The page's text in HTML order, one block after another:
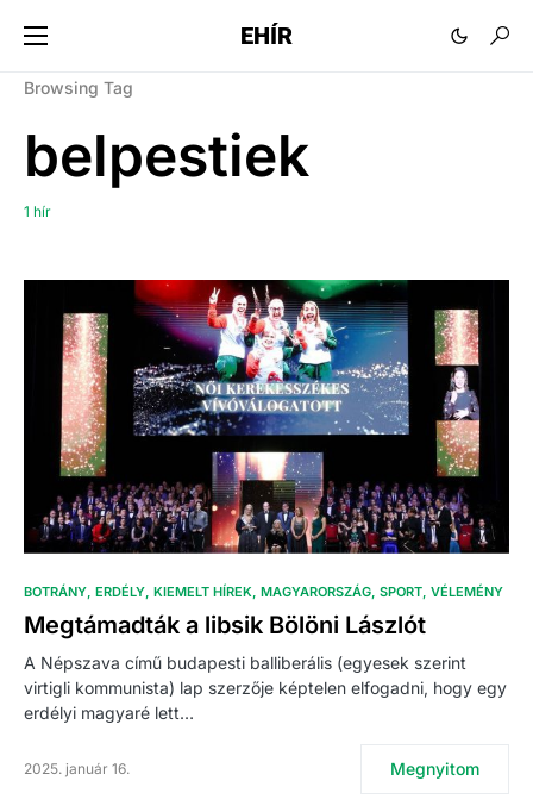
EHÍR
Browsing Tag
belpestiek
1 hír
BOTRÁNY ERDÉLY KIEMELT HÍREK MAGYARORSZÁG SPORT VÉLEMÉNY
Megtámadták a libsik Bölöni Lászlót
A Népszava című budapesti balliberális (egyesek szerint
virtigli kommunista) lap szerzője képtelen elfogadni, hogy egy
erdélyi magyaré lett…
2025. január 16. Megnyitom